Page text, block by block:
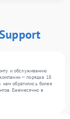
и обслуживанию
— порядка 18
обратились более
Ежемесячно в
работаем с широким
сервиса благодаря